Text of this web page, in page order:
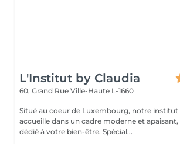
L'Institut by Claudia
60, Grand Rue Ville-Haute L-1660
Situé au coeur de Luxembourg, notre institut
accueille dans un cadre moderne et
dédié à votre bien-être. Spécial...